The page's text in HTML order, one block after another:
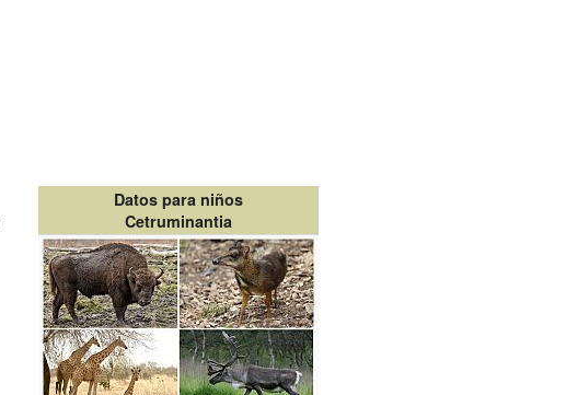
Datos para niños
Cetruminantia